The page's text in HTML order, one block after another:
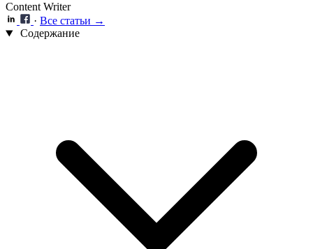
Content Writer
· Все статьи →
Содержание